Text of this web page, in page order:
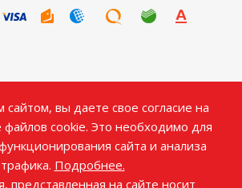
сайтом, вы даете свое согласие на
файлов cookie. Это необходимо для
сайта и анализа
трафика. Подробнее.
представленная на сайте носит